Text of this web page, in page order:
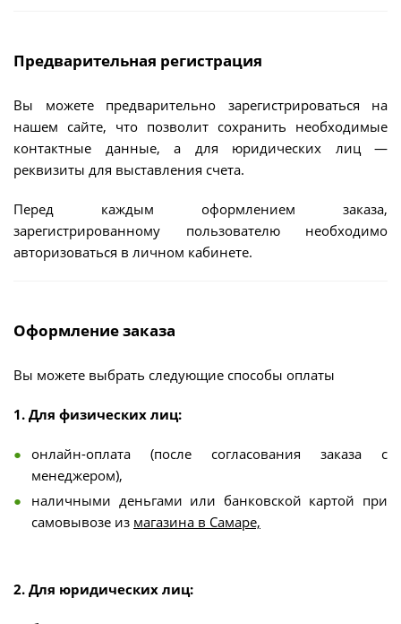
Предварительная регистрация
Вы можете предварительно зарегистрироваться на
нашем сайте, что позволит сохранить необходимые
контактные данные, а для юридических лиц —
реквизиты для выставления счета.
Перед каждым оформлением заказа,
зарегистрированному пользователю необходимо
авторизоваться в личном кабинете.
Оформление заказа
Вы можете выбрать следующие способы оплаты
1. Для физических лиц:
онлайн-оплата (после согласования заказа с
менеджером),
наличными деньгами или банковской картой при
самовывозе из магазина в Самаре,
2. Для юридических лиц: